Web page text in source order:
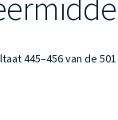
445–456 van de